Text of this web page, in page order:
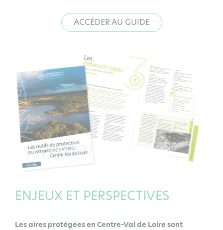
ACCÉDER AU GUIDE
ENJEUX ET PERSPECTIVES
Les aires protégées en Centre-Val de Loire sont